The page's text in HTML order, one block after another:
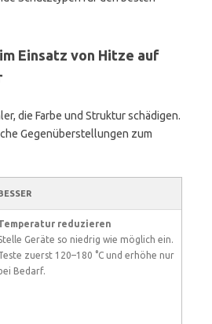
Einsatz von Hitze auf
die Farbe und Struktur schädigen.
Gegenüberstellungen zum
reduzieren
Geräte so niedrig wie möglich ein.
zuerst 120–180 °C und erhöhe nur
bei Bedarf.